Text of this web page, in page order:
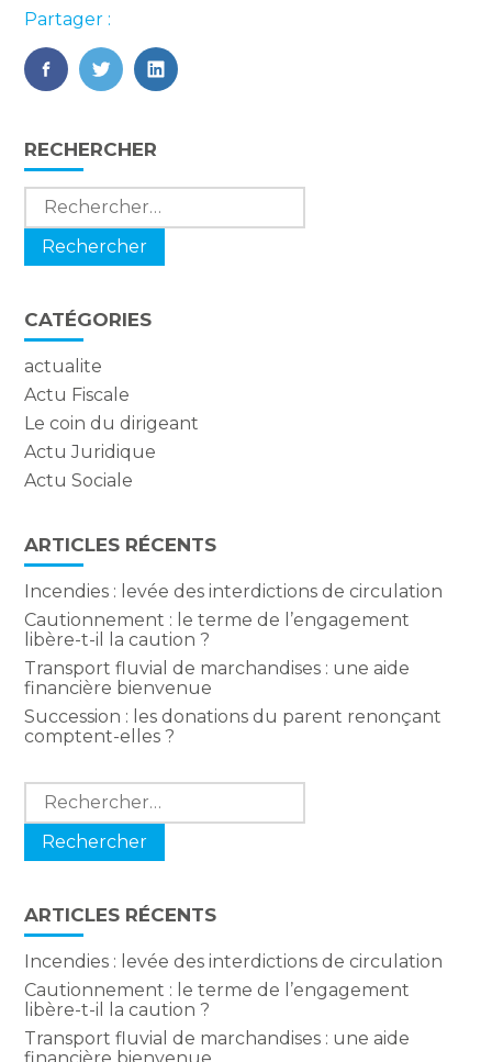
Partager :
FaceBook
TwitterLinkedIn
Blog
sidebar
RECHERCHER
Rechercher :
CATÉGORIES
actualite
Actu Fiscale
Le coin du dirigeant
Actu Juridique
Actu Sociale
ARTICLES RÉCENTS
Incendies : levée des interdictions de circulation
Cautionnement : le terme de l’engagement
libère-t-il la caution ?
Transport fluvial de marchandises : une aide
financière bienvenue
Succession : les donations du parent renonçant
comptent-elles ?
Rechercher :
ARTICLES RÉCENTS
Incendies : levée des interdictions de circulation
Cautionnement : le terme de l’engagement
libère-t-il la caution ?
Transport fluvial de marchandises : une aide